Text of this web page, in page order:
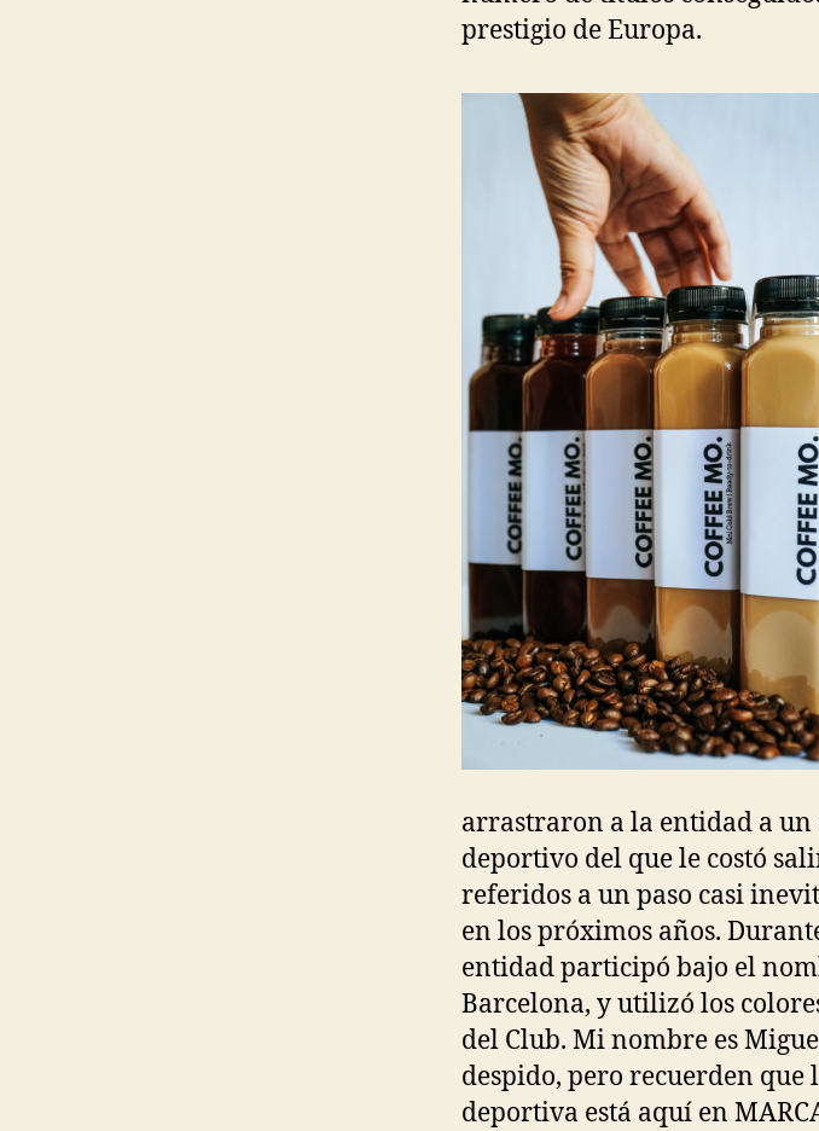
prestigio de Europa.
arrastraron a la entidad a
deportivo del que le costó
referidos a un paso casi
en los próximos años.
entidad participó bajo el
Barcelona, y utilizó los
del Club. Mi nombre es
despido, pero recuerden
deportiva está aquí en